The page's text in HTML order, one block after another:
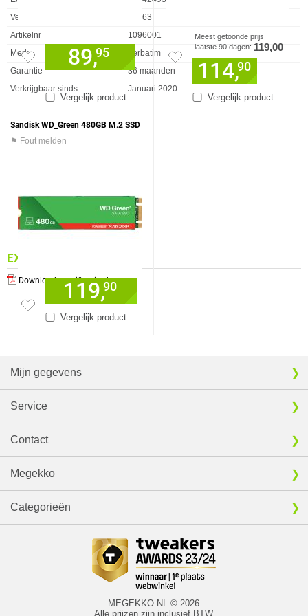
Vendorcode
49363
Artikelnr
1096001
Merk
Verbatim
Garantie
36 maanden
Verkrijgbaar sinds
Januari 2020
⚑ Fout melden
EXTRA INFORMATIE
Download specificatie sheet
Vergelijk product
89,95
Vergelijk product
Meest getoonde prijs
laatste 90 dagen: 119,00
114,90
Sandisk WD_Green 480GB M.2 SSD
Vergelijk product
119,90
Mijn gegevens
Service
Contact
Megekko
Categorieën
MEGEKKO.NL © 2026
Alle prijzen zijn inclusief BTW